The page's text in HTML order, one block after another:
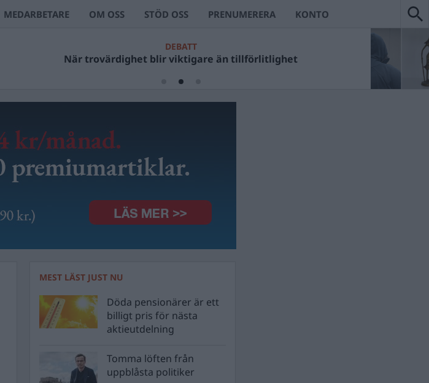
MEDARBETARE OM OSS STÖD OSS PRENUMERERA KONTO
DEBATT
När trovärdighet blir viktigare än tillförlitlighet
MEST LÄST JUST NU
Döda pensionärer är ett
billigt pris för nästa
aktieutdelning
Tomma löften från
uppblåsta politiker